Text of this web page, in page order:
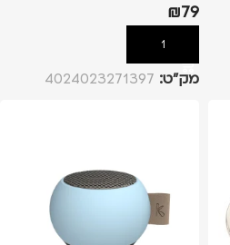
₪79
הוספה לסל
מק”ט: 4024023271397